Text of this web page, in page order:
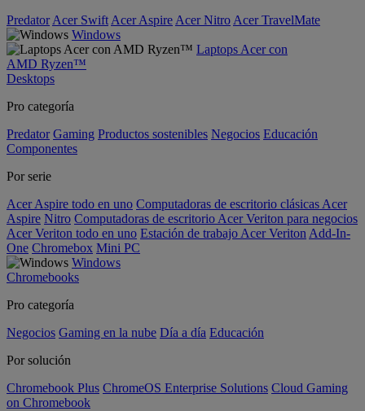
Predator Acer Swift Acer Aspire Acer Nitro Acer TravelMate
Windows
Laptops Acer con
AMD Ryzen™
Desktops
Pro categoría
Predator Gaming Productos sostenibles Negocios Educación
Componentes
Por serie
Acer Aspire todo en uno Computadoras de escritorio clásicas Acer
Aspire Nitro Computadoras de escritorio Acer Veriton para negocios
Acer Veriton todo en uno Estación de trabajo Acer Veriton Add-In-
One Chromebox Mini PC
Windows
Chromebooks
Pro categoría
Negocios Gaming en la nube Día a día Educación
Por solución
Chromebook Plus ChromeOS Enterprise Solutions Cloud Gaming
on Chromebook